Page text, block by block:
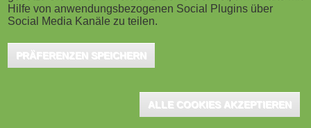
Seit 2011 konzentriert sich Totara darauf, Unternehmen durch
seine offene und flexible HR- und Learning & Development-
weiterentwickelnde Arbeitswelt von heute und die strategische
Hilfe von anwendungsbezogenen Social Plugins über
Social Media Kanäle zu teilen.
PRÄFERENZEN SPEICHERN
ALLE COOKIES AKZEPTIEREN